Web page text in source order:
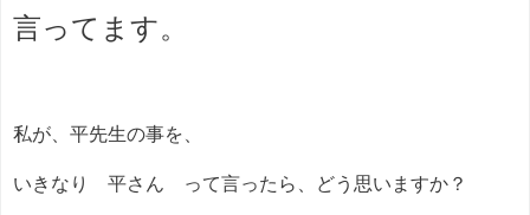
言ってます。
私が、平先生の事を、
いきなり 平さん って言ったら、どう思いますか？